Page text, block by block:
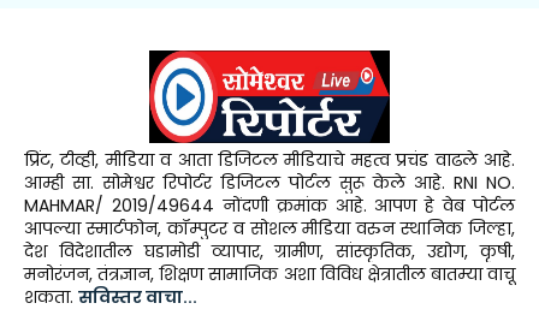
प्रिंट, टीव्ही, मीडिया व आता डिजिटल मीडियाचे महत्व प्रचंड वाढले आहे.
आम्ही सा. सोमेश्वर रिपोर्टर डिजिटल पोर्टल सुरू केले आहे. RNI NO.
MAHMAR/ 2019/49644 नोंदणी क्रमांक आहे. आपण हे वेब पोर्टल
आपल्या स्मार्टफोन, कॉम्पुटर व सोशल मीडिया वरुन स्थानिक जिल्हा,
देश विदेशातील घडामोडी व्यापार, ग्रामीण, सांस्कृतिक, उद्योग, कृषी,
मनोरंजन, तंत्रज्ञान, शिक्षण सामाजिक अशा विविध क्षेत्रातील बातम्या वाचू
शकता. सविस्तर वाचा...